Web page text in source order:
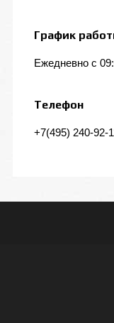
График
Ежедневно с
Телефон
+7(495) 240-92-